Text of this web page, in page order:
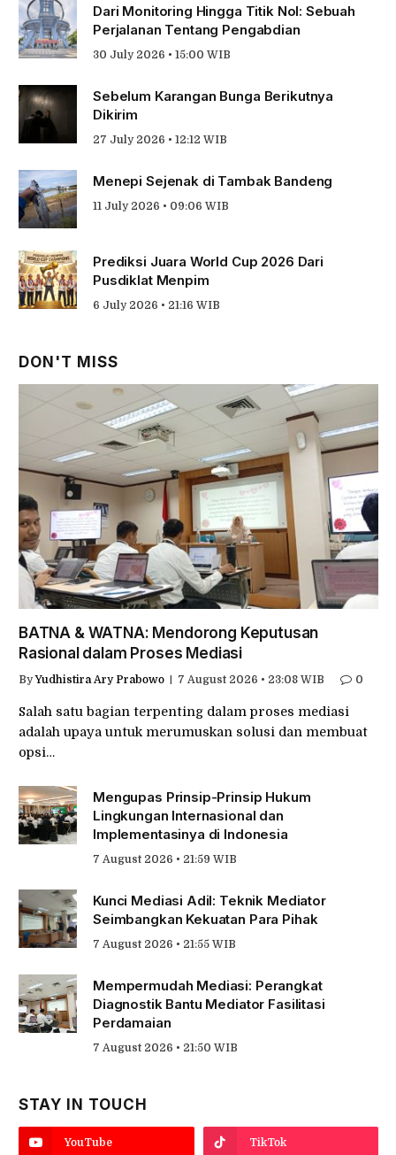
Dari Monitoring Hingga Titik Nol: Sebuah
Perjalanan Tentang Pengabdian
30 July 2026 • 15:00 WIB
Sebelum Karangan Bunga Berikutnya
Dikirim
27 July 2026 • 12:12 WIB
Menepi Sejenak di Tambak Bandeng
11 July 2026 • 09:06 WIB
Prediksi Juara World Cup 2026 Dari
Pusdiklat Menpim
6 July 2026 • 21:16 WIB
DON'T MISS
BATNA & WATNA: Mendorong Keputusan
Rasional dalam Proses Mediasi
By Yudhistira Ary Prabowo 7 August 2026 • 23:08 WIB 0
Salah satu bagian terpenting dalam proses mediasi
adalah upaya untuk merumuskan solusi dan membuat
opsi…
Mengupas Prinsip-Prinsip Hukum
Lingkungan Internasional dan
Implementasinya di Indonesia
7 August 2026 • 21:59 WIB
Kunci Mediasi Adil: Teknik Mediator
Seimbangkan Kekuatan Para Pihak
7 August 2026 • 21:55 WIB
Mempermudah Mediasi: Perangkat
Diagnostik Bantu Mediator Fasilitasi
Perdamaian
7 August 2026 • 21:50 WIB
STAY IN TOUCH
YouTube TikTok